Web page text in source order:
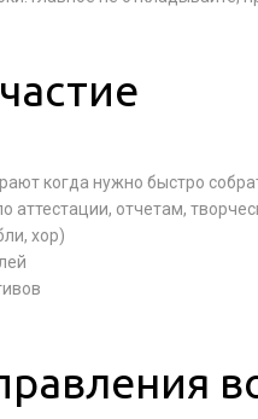
когда нужно быстро
аттестации, отчетам,
хор)